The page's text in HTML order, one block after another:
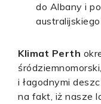
do Albany i
Klimat Perth
i łagodnymi
na fakt, iż nasze